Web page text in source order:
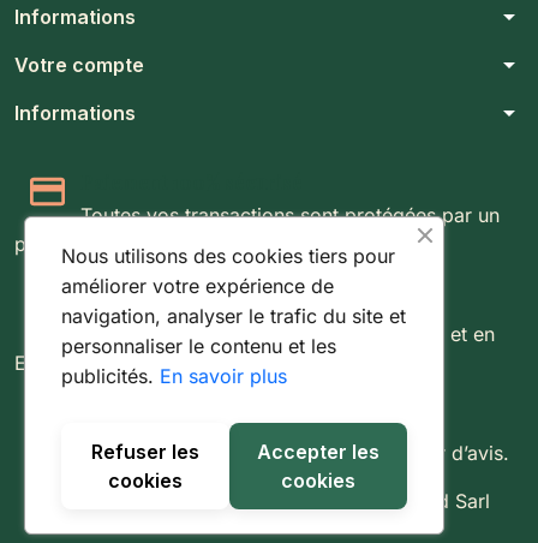
Informations arrow_drop_down
Votre compte arrow_drop_down
Informations arrow_drop_down
Toutes vos transactions sont protégées par un
protocole SSL 256 bits.
Expédition rapide & suivie
Livraison rapide partout au Luxembourg et en
Europe.
Retours simples sous 14 jours
Vous disposez de 14 jours pour changer d’avis.
© 2026 - Tout droit réservé à Fishing World Sarl
Nous utilisons des cookies tiers pour
améliorer votre expérience de
navigation, analyser le trafic du site et
personnaliser le contenu et les
publicités. En savoir plus
Accepter les
cookies
Refuser les
cookies